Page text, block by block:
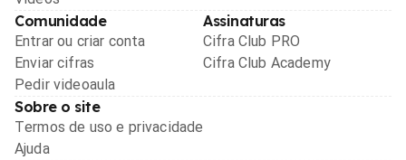
Comunidade
Entrar ou criar conta
Enviar cifras
Pedir videoaula
Assinaturas
Cifra Club PRO
Cifra Club Academy
Sobre o site
Termos de uso e privacidade
Ajuda